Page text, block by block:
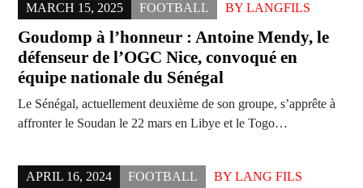
MARCH 15, 2025 FOOTBALL BY LANGFILS
Goudomp à l’honneur : Antoine Mendy, le
défenseur de l’OGC Nice, convoqué en
équipe nationale du Sénégal
Le Sénégal, actuellement deuxième de son groupe, s’apprête à
affronter le Soudan le 22 mars en Libye et le Togo…
APRIL 16, 2024 FOOTBALL BY LANG FILS